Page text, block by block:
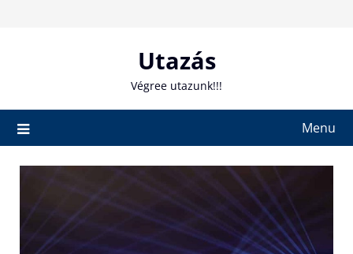
Utazás
Végree utazunk!!!
Menu